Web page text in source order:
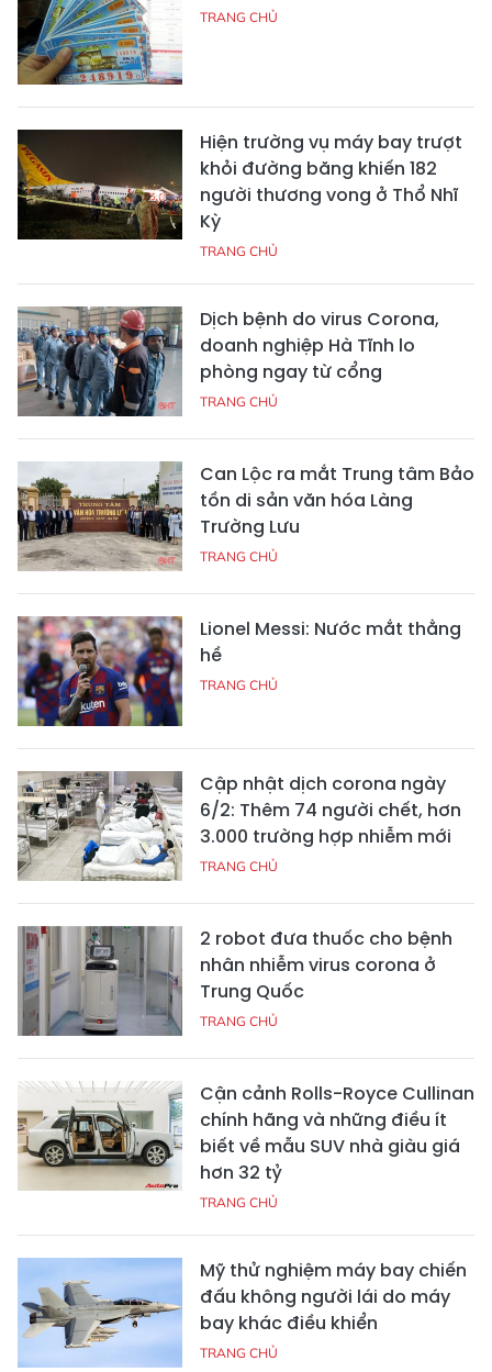
TRANG CHỦ
Hiện trường vụ máy bay trượt
khỏi đường băng khiến 182
người thương vong ở Thổ Nhĩ
Kỳ
TRANG CHỦ
Dịch bệnh do virus Corona,
doanh nghiệp Hà Tĩnh lo
phòng ngay từ cổng
TRANG CHỦ
Can Lộc ra mắt Trung tâm Bảo
tồn di sản văn hóa Làng
Trường Lưu
TRANG CHỦ
Lionel Messi: Nước mắt thằng
hề
TRANG CHỦ
Cập nhật dịch corona ngày
6/2: Thêm 74 người chết, hơn
3.000 trường hợp nhiễm mới
TRANG CHỦ
2 robot đưa thuốc cho bệnh
nhân nhiễm virus corona ở
Trung Quốc
TRANG CHỦ
Cận cảnh Rolls-Royce Cullinan
chính hãng và những điều ít
biết về mẫu SUV nhà giàu giá
hơn 32 tỷ
TRANG CHỦ
Mỹ thử nghiệm máy bay chiến
đấu không người lái do máy
bay khác điều khiển
TRANG CHỦ